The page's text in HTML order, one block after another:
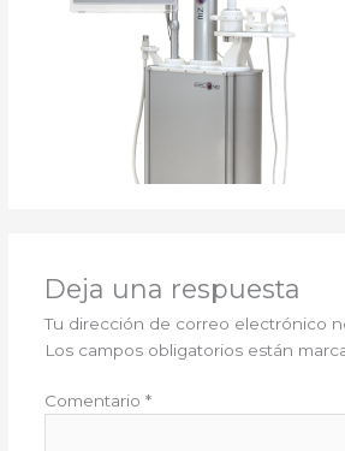
Deja una respuesta
Tu dirección de correo electrónico
Los campos obligatorios están
Comentario *